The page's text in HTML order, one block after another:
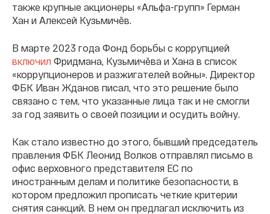
также крупные акционеры «Альфа-групп» Герман
Хан и Алексей Кузьмичёв.
В марте 2023 года Фонд борьбы с коррупцией
включил Фридмана, Кузьмичёва и Хана в список
«коррупционеров и разжигателей войны». Директор
ФБК Иван Жданов писал, что это решение было
связано с тем, что указанные лица так и не смогли
за год заявить о своей позиции и осудить войну.
Как стало известно до этого, бывший председатель
правления ФБК Леонид Волков отправлял письмо в
офис верховного представителя ЕС по
иностранным делам и политике безопасности, в
котором предложил прописать четкие критерии
снятия санкций. В нем он предлагал исключить из